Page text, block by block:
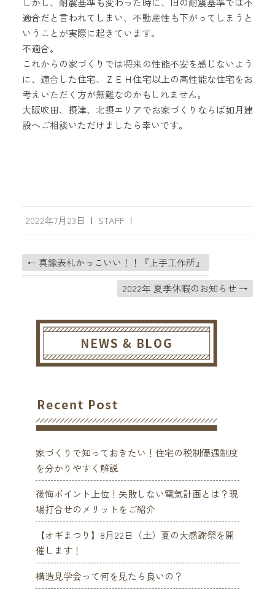
適合だと言われてしまい、不動産性も下がってしまうと
いうことが実際に起きています。
不適合。
これからの家づくりでは将来の性能不安を感じないよう
に、適合した住宅、ＺＥＨ住宅以上の高性能な住宅をお
考えいただく方が無難なのかもしれません。
大阪吹田、摂津、北摂エリアでお家づくりならば如月建
設へご相談いただけましたら幸いです。
2022年7月23日 | STAFF |
← 真鍮表札かっこいい！！『上手工作所』
2022年 夏季休暇のお知らせ →
家づくりで知っておきたい！住宅の税制優遇制度
を分かりやすく解説
後悔ポイント上位！失敗しない電気計画とは？現
場打合せのメリットをご紹介
【オギまつり】8月22日（土）夏の大感謝祭を開
催します！
構造見学会って何を見たら良いの？